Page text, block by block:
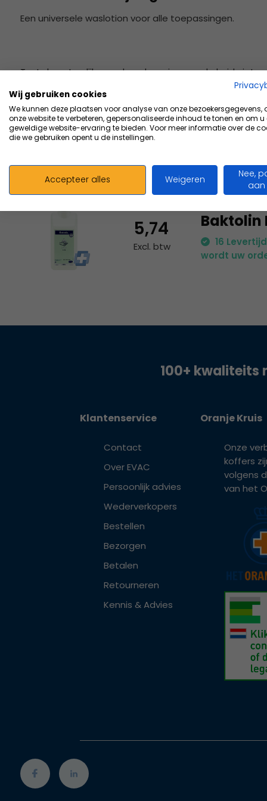
Een universele waslotion voor alle toepassingen.
Tast de natuurlijke zuurbescherming van de huid niet
5,74
Excl. btw
Baktolin
16
wordt uw
100+ kwaliteits
Klantenservice
Contact
Over EVAC
Persoonlijk advies
Wederverkopers
Bestellen
Bezorgen
Betalen
Retourneren
Kennis & Advies
Oranje Kruis
Onze
koffers
volgens
van het
Wij gebruiken cookies
We kunnen deze plaatsen voor analyse van onze bezoekersgegevens,
onze website te verbeteren, gepersonaliseerde inhoud te tonen en om u
geweldige website-ervaring te bieden. Voor meer informatie over de
die we gebruiken opent u de instellingen.
Accepteer alles Weigeren
Nee,
aan